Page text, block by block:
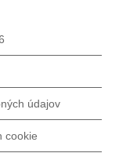
údajov
cookie